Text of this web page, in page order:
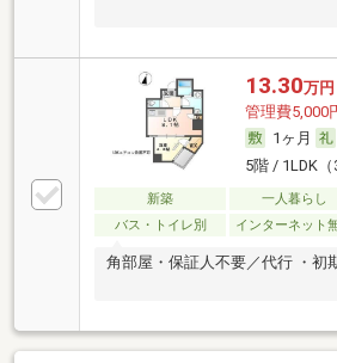
13.30万円
管理費5,000
1ヶ月
5階 / 1LDK（
新築 一人暮らし
バス・トイレ別
インターネット
角部屋・保証人不要／代行 ・初